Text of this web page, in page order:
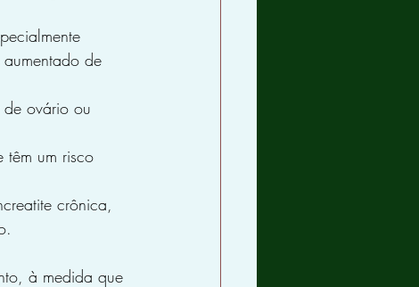
de
de ovário ou
têm um risco
crônica,
à medida que